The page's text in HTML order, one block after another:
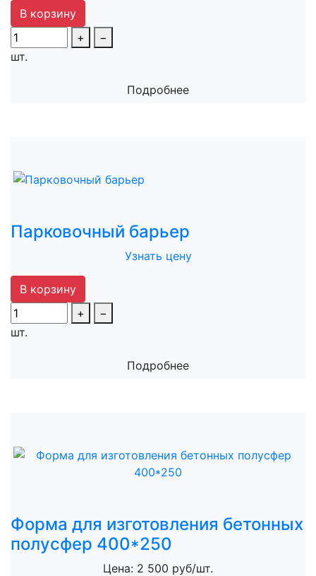
В корзину
+
−
шт.
Подробнее
Парковочный барьер
Узнать цену
В корзину
+
−
шт.
Подробнее
Форма для изготовления бетонных
полусфер 400*250
Цена: 2 500 руб/шт.